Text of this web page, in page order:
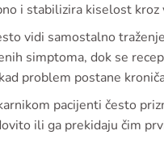
i stabilizira kiselost kroz
vidi samostalno
simptoma, dok se
problem postane
pacijenti često
ili ga prekidaju čim